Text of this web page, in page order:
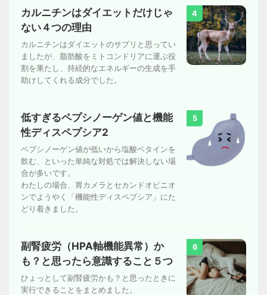
4
カルニチンはダイエットだけじゃ
ない４つの理由
カルニチンはダイエットのサプリと思ってい
ましたが、脂肪酸をミトコンドリアに運ぶ役
割を果たし、持続的なエネルギーの生成を手
助けしてくれる成分でした。
5
低すぎるペプシノーゲン値と機能
性ディスペプシア2
ペプシノーゲン値が低いから塩酸ベタインを
飲む、といった単純な対処では解決しない場
合が多いです。
わたしの場合、胃カメラとセカンドオピニオ
ンでようやく「機能性ディスペプシア」にた
どり着きました。
6
副腎疲労（HPA軸機能異常）か
も？と思ったら意識すること５つ
ひょっとして副腎疲労かも？と思ったときに
実行できることをまとめました。